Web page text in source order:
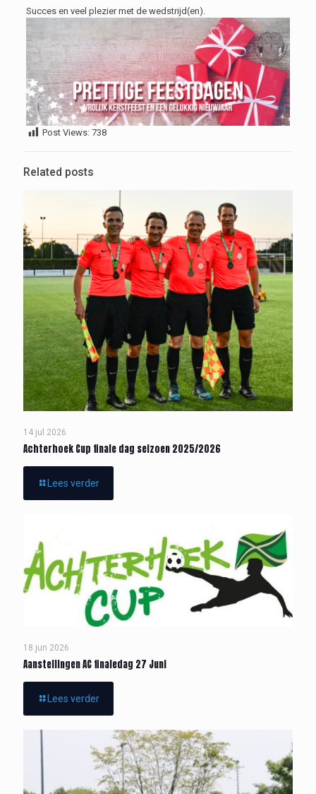
Succes en veel plezier met de wedstrijd(en).
Post Views: 738
Related posts
14 jul 2026
Achterhoek Cup finale dag seizoen 2025/2026
Lees verder
18 jun 2026
Aanstellingen AC finaledag 27 Juni
Lees verder